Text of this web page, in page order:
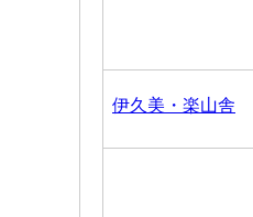
伊久美・楽山舎